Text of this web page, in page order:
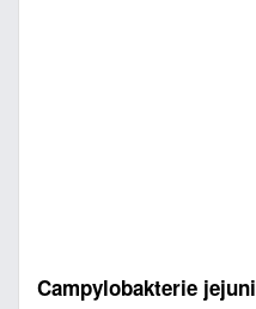
Campylobakterie jejuni